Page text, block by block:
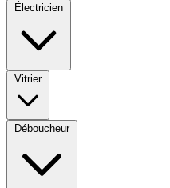
Électricien
Vitrier
Déboucheur